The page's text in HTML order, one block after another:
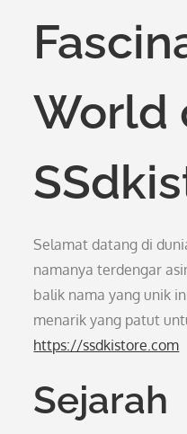
World
Selamat datang di
namanya terdengar
balik nama yang unik
menarik yang patut
https://ssdkistore.com
Sejarah